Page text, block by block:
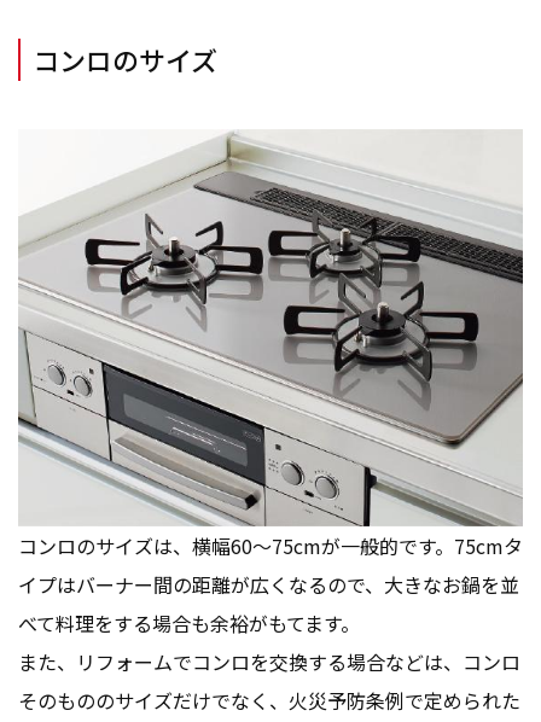
コンロのサイズ
コンロのサイズは、横幅60～75cmが一般的です。75cmタ
イプはバーナー間の距離が広くなるので、大きなお鍋を並
べて料理をする場合も余裕がもてます。
また、リフォームでコンロを交換する場合などは、コンロ
そのもののサイズだけでなく、火災予防条例で定められた